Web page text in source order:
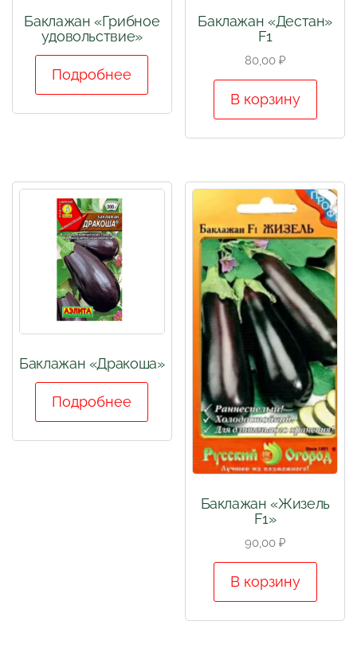
Баклажан «Грибное
удовольствие»
Подробнее
Баклажан «Дестан»
F1
80,00 ₽
В корзину
Баклажан «Дракоша»
Подробнее
Баклажан «Жизель
F1»
90,00 ₽
В корзину